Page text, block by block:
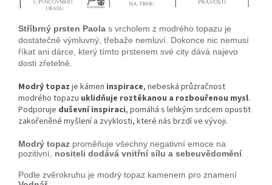
Stříbrný prsten Paola s vrcholem z modrého topazu je
dostatečně výmluvný, třebaže nemluví. Dokonce nic nemusí
říkat ani dárce, který tímto prstenem své city dává najevo
dosti zřetelně.
Modrý topaz je kámen inspirace, nebeská průzračnost
modrého topazu uklidňuje roztěkanou a rozbouřenou mysl.
Podporuje duševní inspiraci, pomáhá s lehkým srdcem opustit
zakořeněné myšlení a zvyklosti, které nás brzdí ve vývoji.
Modrý topaz proměňuje všechny negativní emoce na
pozitivní, nositeli dodává vnitřní sílu a sebeuvědomění
Podle zvěrokruhu je modrý topaz kamenem pro znamení